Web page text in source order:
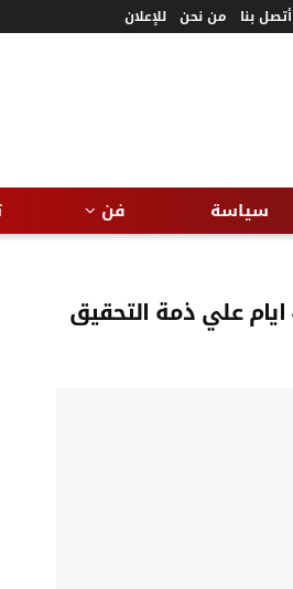
أتصل بنا من نحن للإعلان
سياسة فن